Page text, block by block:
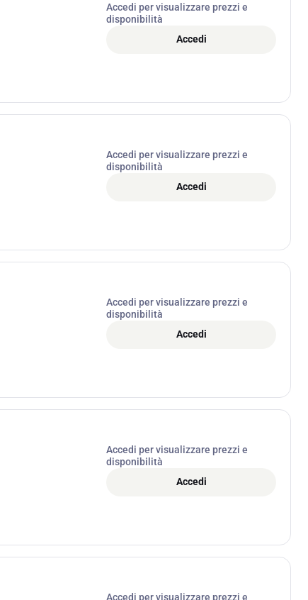
Accedi per visualizzare prezzi e
disponibilità
Accedi
Accedi per visualizzare prezzi e
disponibilità
Accedi
Accedi per visualizzare prezzi e
disponibilità
Accedi
Accedi per visualizzare prezzi e
disponibilità
Accedi
Accedi per visualizzare prezzi e